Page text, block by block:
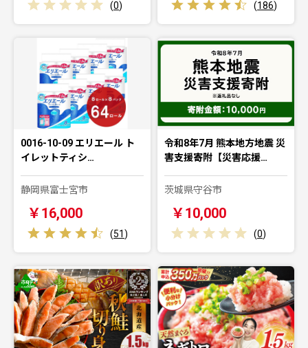
(0) (186)
0016-10-09 エリエール ト
イレットティシ…
静岡県富士宮市
￥16,000
(51)
令和8年7月 熊本地方地震 災
害支援寄附【災害応援…
茨城県守谷市
￥10,000
(0)